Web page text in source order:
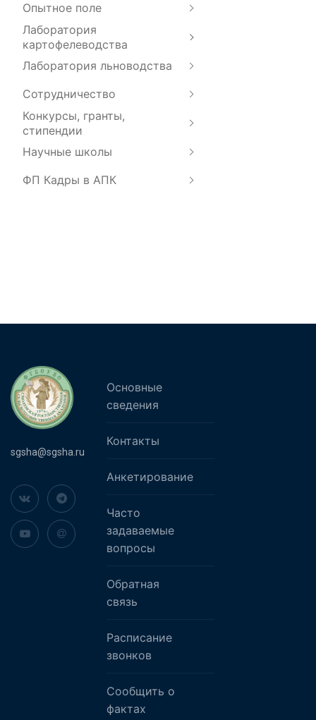
Опытное поле
Лаборатория
картофелеводства
Лаборатория льноводства
Сотрудничество
Конкурсы, гранты,
стипендии
Научные школы
ФП Кадры в АПК
sgsha@sgsha.ru
Основные
сведения
Контакты
Анкетирование
Часто
задаваемые
вопросы
Обратная
связь
Расписание
звонков
Сообщить о
фактах